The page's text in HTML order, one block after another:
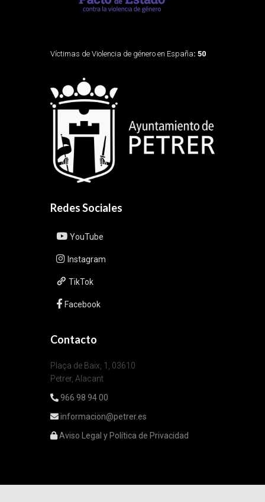
Víctimas de Violencia de género en España: 50
Redes Sociales
YouTube
Instagram
TikTok
Facebook
Contacto
Plaça de Baix, 1, 03610
Petrer, Alacant
966 98 94 00
informacion@petrer.es
Aviso Legal y Política de Privacidad